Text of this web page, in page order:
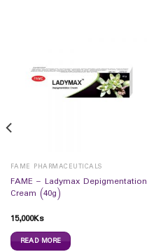
FAME PHARMACEUTICALS
FAME – Ladymax Depigmentation
Cream (40g)
15,000Ks
READ MORE